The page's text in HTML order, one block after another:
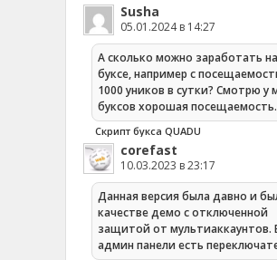
Susha
05.01.2024 в 14:27
А сколько можно заработать на
буксе, например с
1000 уников в сутки? Смотрю у
буксов хорошая посещаемость.
Скрипт букса QUADU
corefast
10.03.2023 в 23:17
Данная версия была давно и
качестве демо с отключенной
защитой от мультиаккаунтов.
админ панели есть